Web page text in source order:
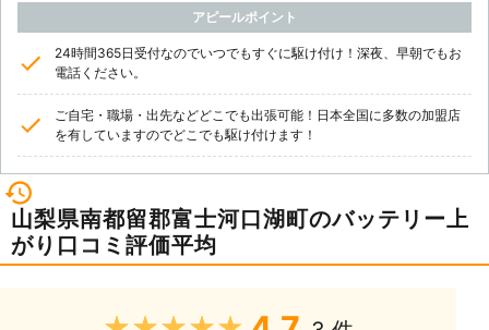
アピールポイント
24時間365日受付なのでいつでもすぐに駆け付け！深夜、早朝でもお
電話ください。
ご自宅・職場・出先などどこでも出張可能！日本全国に多数の加盟店
を有していますのでどこでも駆け付けます！
山梨県南都留郡富士河口湖町のバッテリー上
がり口コミ評価平均